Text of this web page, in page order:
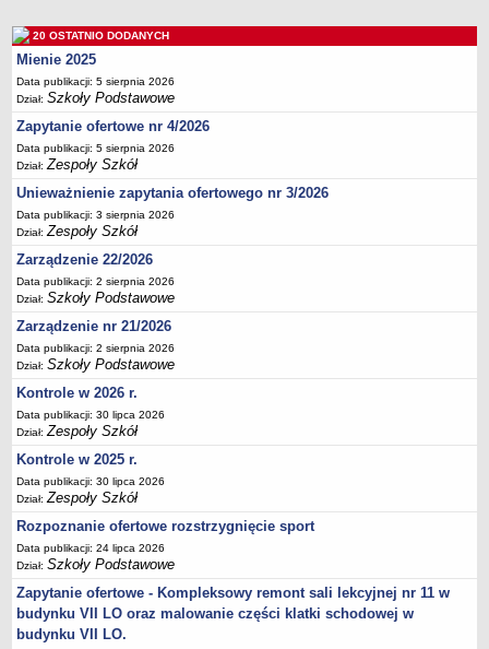
Kontrole
Rejestry, ewidencje, archiwa
Sprawozdania
Deklaracja dostępności
PORADNIE PSYCHOLOGICZNO-PEDAGOGICZNE
Zespół Poradni
BIURO FINANSÓW OŚWIATY
Dane podstawowe
Statut
Majątek
Godziny dyżurów
Ogłoszenia
Zarządzenia
Rejestry, ewidencje, archiwa
Kontrole
PONOWNE WYKORZYSTYWANIE
Deklaracja dostępności
DEKLARACJA DOSTĘPNOŚCI
OŚWIADCZENIA MAJĄTKOWE
PONOWNE WYKORZYSTYWANIE
UDOSTĘPNIANIE INFORMACJI PUBLICZNEJ
OCHRONA DANYCH OSOBOWYCH
20 OSTATNIO DODANYCH
Mienie 2025
Data publikacji: 5 sierpnia 2026
Dział:Szkoły Podstawowe
Zapytanie ofertowe nr 4/2026
Data publikacji: 5 sierpnia 2026
Dział:Zespoły Szkół
Unieważnienie zapytania ofertowego nr 3/2026
Data publikacji: 3 sierpnia 2026
Dział:Zespoły Szkół
Zarządzenie 22/2026
Data publikacji: 2 sierpnia 2026
Dział:Szkoły Podstawowe
Zarządzenie nr 21/2026
Data publikacji: 2 sierpnia 2026
Dział:Szkoły Podstawowe
Kontrole w 2026 r.
Data publikacji: 30 lipca 2026
Dział:Zespoły Szkół
Kontrole w 2025 r.
Data publikacji: 30 lipca 2026
Dział:Zespoły Szkół
Rozpoznanie ofertowe rozstrzygnięcie sport
Data publikacji: 24 lipca 2026
Dział:Szkoły Podstawowe
Zapytanie ofertowe - Kompleksowy remont sali lekcyjnej nr 11 w
budynku VII LO oraz malowanie części klatki schodowej w
budynku VII LO.